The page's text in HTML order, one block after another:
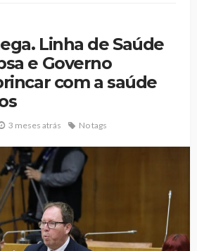
Linha de Saúde
e Governo
com a saúde
3 meses atrás No tags